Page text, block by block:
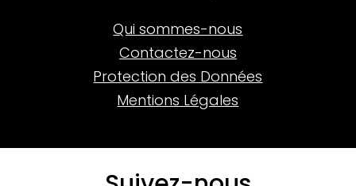
Qui sommes-nous
Contactez-nous
Protection des Données
Mentions Légales